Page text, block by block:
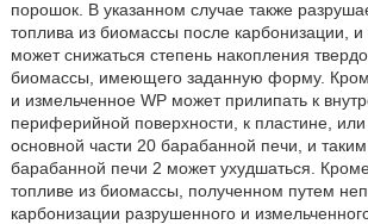
порошок. В указанном случае также
топлива из биомассы после карбонизации, и
может снижаться степень накопления
биомассы, имеющего заданную форму.
и измельченное WP может прилипать к
периферийной поверхности, к пластине,
основной части 20 барабанной печи, и
барабанной печи 2 может ухудшаться.
топливе из биомассы, полученном путем
карбонизации разрушенного и